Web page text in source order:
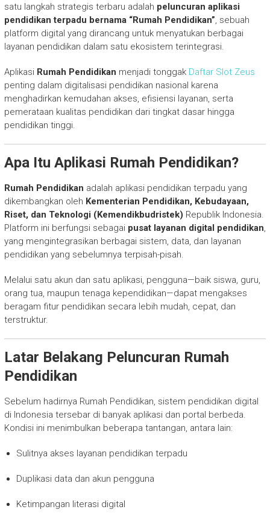
satu langkah strategis terbaru adalah peluncuran aplikasi
pendidikan terpadu bernama “Rumah Pendidikan”, sebuah
platform digital yang dirancang untuk menyatukan berbagai
layanan pendidikan dalam satu ekosistem terintegrasi.
Aplikasi Rumah Pendidikan menjadi tonggak Daftar Slot Zeus
penting dalam digitalisasi pendidikan nasional karena
menghadirkan kemudahan akses, efisiensi layanan, serta
pemerataan kualitas pendidikan dari tingkat dasar hingga
pendidikan tinggi.
Apa Itu Aplikasi Rumah Pendidikan?
Rumah Pendidikan adalah aplikasi pendidikan terpadu yang
dikembangkan oleh Kementerian Pendidikan, Kebudayaan,
Riset, dan Teknologi (Kemendikbudristek) Republik Indonesia.
Platform ini berfungsi sebagai pusat layanan digital pendidikan,
yang mengintegrasikan berbagai sistem, data, dan layanan
pendidikan yang sebelumnya terpisah-pisah.
Melalui satu akun dan satu aplikasi, pengguna—baik siswa, guru,
orang tua, maupun tenaga kependidikan—dapat mengakses
beragam fitur pendidikan secara lebih mudah, cepat, dan
terstruktur.
Latar Belakang Peluncuran Rumah
Pendidikan
Sebelum hadirnya Rumah Pendidikan, sistem pendidikan digital
di Indonesia tersebar di banyak aplikasi dan portal berbeda.
Kondisi ini menimbulkan beberapa tantangan, antara lain:
Sulitnya akses layanan pendidikan terpadu
Duplikasi data dan akun pengguna
Ketimpangan literasi digital